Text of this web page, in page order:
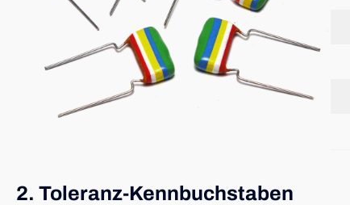
2. Toleranz-Kennbuchstaben